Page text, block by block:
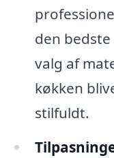
den
valg af
køkken
stilfuldt.